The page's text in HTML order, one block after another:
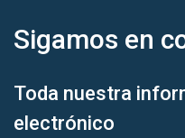
Sigamos en
Toda nuestra
electrónico